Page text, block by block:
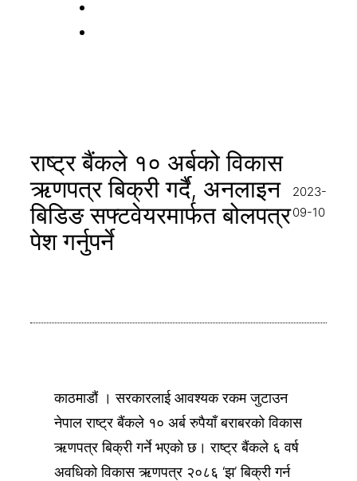
राष्ट्र बैंकले ​१० अर्बको विकास
ऋणपत्र बिक्री गर्दै, अनलाइन
बिडिङ सफ्टवेयरमार्फत बोलपत्र
पेश गर्नुपर्ने
2023-
09-10
काठमाडौं । सरकारलाई आवश्यक रकम जुटाउन
नेपाल राष्ट्र बैंकले १० अर्ब रुपैयाँ बराबरको विकास
ऋणपत्र बिक्री गर्ने भएको छ। राष्ट्र बैंकले ६ वर्ष
अवधिको विकास ऋणपत्र २०८६ ‘झ’ बिक्री गर्न